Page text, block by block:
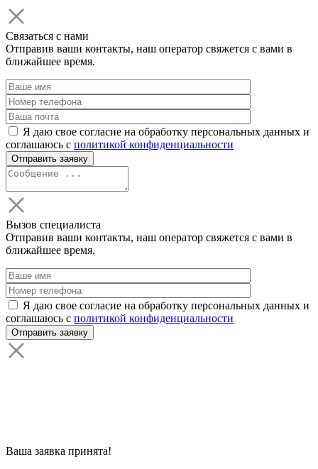
Связаться с нами
Отправив ваши контакты, наш оператор свяжется с вами в
ближайшее время.
Я даю свое согласие на обработку персональных данных и
соглашаюсь с политикой конфиденциальности
Вызов специалиста
Отправив ваши контакты, наш оператор свяжется с вами в
ближайшее время.
Я даю свое согласие на обработку персональных данных и
соглашаюсь с политикой конфиденциальности
Ваша заявка принята!